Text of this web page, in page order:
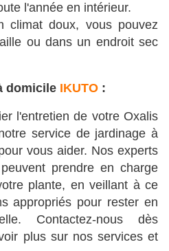
l'année en intérieur.
climat doux, vous pouvez
ou dans un endroit sec
domicile IKUTO :
l'entretien de votre Oxalis
service de jardinage à
vous aider. Nos experts
prendre en charge
plante, en veillant à ce
appropriés pour rester en
Contactez-nous dès
plus sur nos services et